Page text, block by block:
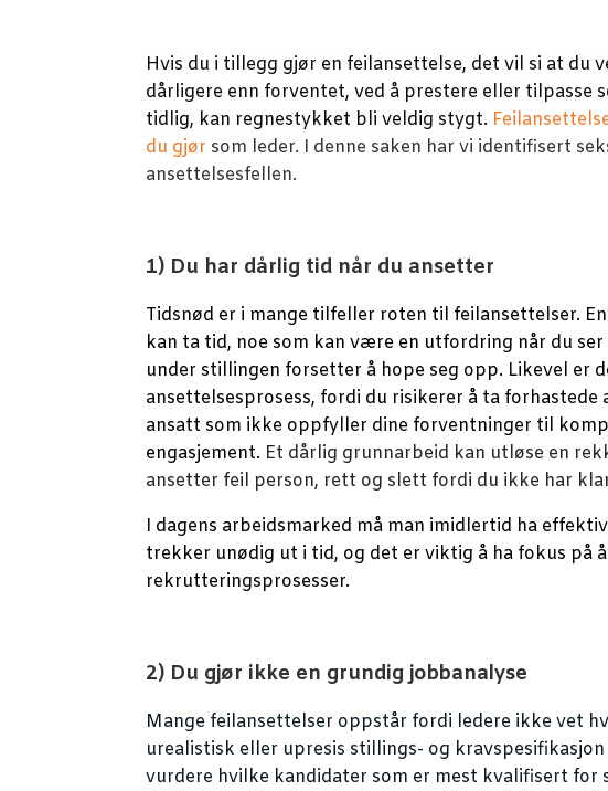
Hvis du i tillegg gjør en feilansettelse, det vil si at du
dårligere enn forventet, ved å prestere eller tilpasse
tidlig, kan regnestykket bli veldig stygt.
du gjør som leder. I denne saken har vi identifisert
ansettelsesfellen.
1) Du har dårlig tid når du ansetter
Tidsnød er i mange tilfeller roten til feilansettelser.
kan ta tid, noe som kan være en utfordring når du
under stillingen forsetter å hope seg opp. Likevel er
ansettelsesprosess, fordi du risikerer å ta forhastede
ansatt som ikke oppfyller dine forventninger til
engasjement. Et dårlig grunnarbeid kan utløse en
ansetter feil person, rett og slett fordi du ikke har
I dagens arbeidsmarked må man imidlertid ha
trekker unødig ut i tid, og det er viktig å ha fokus på
rekrutteringsprosesser.
2) Du gjør ikke en grundig jobbanalyse
Mange feilansettelser oppstår fordi ledere ikke vet
urealistisk eller upresis stillings- og
vurdere hvilke kandidater som er mest kvalifisert